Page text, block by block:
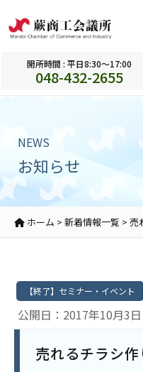
開所時間 : 平日8:30～17:00
048-432-2655
NEWS
お知らせ
ホーム > 新着情報一覧 > 売
公開日：2017年10月3日
【終了】セミナー・イベント
売れるチラシ